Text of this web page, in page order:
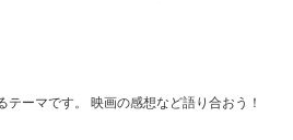
テーマです。 映画の感想など語り合おう！